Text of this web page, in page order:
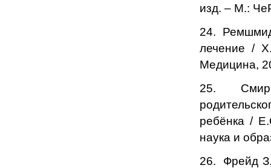
изд. – М.:
24.
лечение /
Медицина,
25.
ребёнка /
наука и
26. Фрейд З.